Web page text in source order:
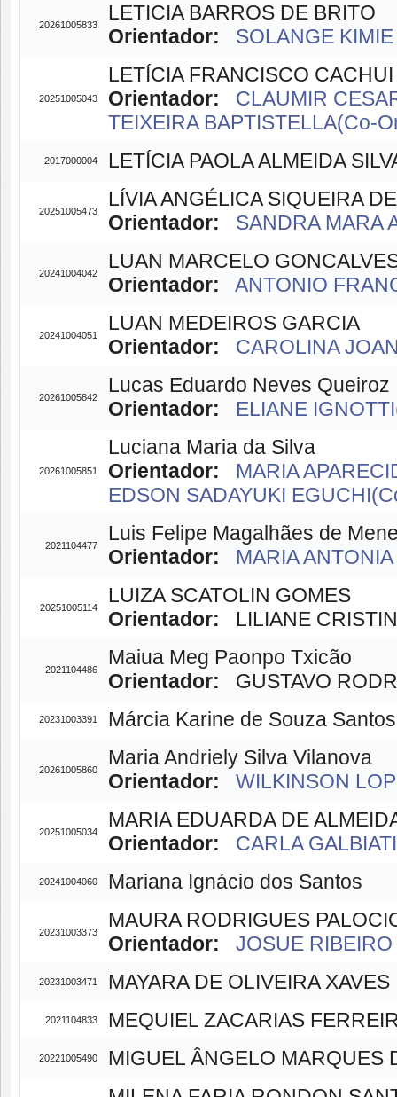
20261005833
LETICIA BARROS DE BRITO
Orientador:
SOLANGE
20251005043
LETÍCIA FRANCISCO CACHUI
Orientador:
CLAUMIR
TEIXEIRA BAPTISTELLA(Co-
2017000004 LETÍCIA PAOLA ALMEIDA
20251005473
LÍVIA ANGÉLICA SIQUEIRA
Orientador:
SANDRA MARA
20241004042
LUAN MARCELO
Orientador:
ANTONIO
20241004051
LUAN MEDEIROS GARCIA
Orientador:
CAROLINA
20261005842
Lucas Eduardo Neves Queiroz
Orientador:
ELIANE
20261005851
Luciana Maria da Silva
Orientador:
MARIA
EDSON SADAYUKI
2021104477
Luis Felipe Magalhães de
Orientador:
MARIA
20251005114
LUIZA SCATOLIN GOMES
Orientador: LILIANE
2021104486
Maiua Meg Paonpo Txicão
Orientador: GUSTAVO
20231003391 Márcia Karine de Souza Santos
20261005860
Maria Andriely Silva Vilanova
Orientador:
WILKINSON
20251005034
MARIA EDUARDA DE
Orientador:
CARLA
20241004060 Mariana Ignácio dos Santos
20231003373
MAURA RODRIGUES
Orientador:
JOSUE
20231003471 MAYARA DE OLIVEIRA XAVES
2021104833 MEQUIEL ZACARIAS
20221005490
MIGUEL ÂNGELO MARQUES